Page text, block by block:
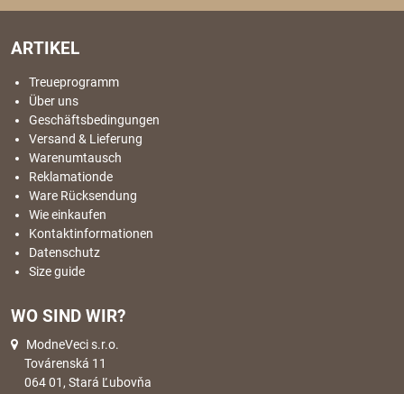
ARTIKEL
Treueprogramm
Über uns
Geschäftsbedingungen
Versand & Lieferung
Warenumtausch
Reklamationde
Ware Rücksendung
Wie einkaufen
Kontaktinformationen
Datenschutz
Size guide
WO SIND WIR?
ModneVeci s.r.o.
Továrenská 11
064 01, Stará Ľubovňa